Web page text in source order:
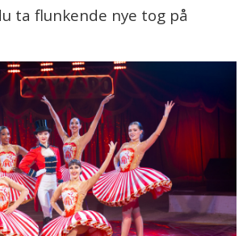
ta flunkende nye tog på